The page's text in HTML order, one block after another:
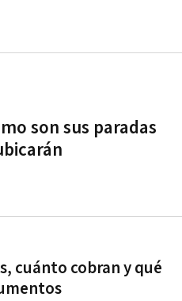
son sus paradas
cuánto cobran y qué